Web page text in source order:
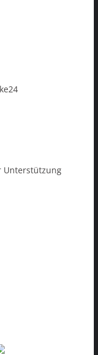
Unterstützung